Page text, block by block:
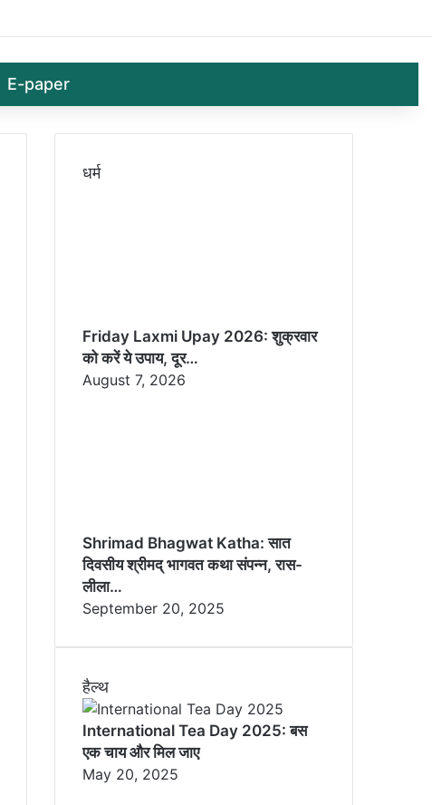
E-paper
धर्म
Friday Laxmi Upay 2026: शुक्रवार
को करें ये उपाय, दूर…
August 7, 2026
Shrimad Bhagwat Katha: सात
दिवसीय श्रीमद् भागवत कथा संपन्न, रास-
लीला…
September 20, 2025
हैल्थ
International Tea Day 2025: बस
एक चाय और मिल जाए
May 20, 2025